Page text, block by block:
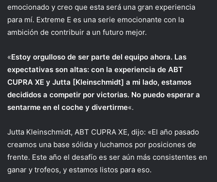
emocionado y creo que esta será una gran experiencia
para mí. Extreme E es una serie emocionante con la
ambición de contribuir a un futuro mejor.
«Estoy orgulloso de ser parte del equipo ahora. Las
expectativas son altas: con la experiencia de ABT
CUPRA XE y Jutta [Kleinschmidt] a mi lado, estamos
decididos a competir por victorias. No puedo esperar a
sentarme en el coche y divertirme«.
Jutta Kleinschmidt, ABT CUPRA XE, dijo: «El año pasado
creamos una base sólida y luchamos por posiciones de
frente. Este año el desafío es ser aún más consistentes en
ganar y trofeos, y estamos listos para eso.